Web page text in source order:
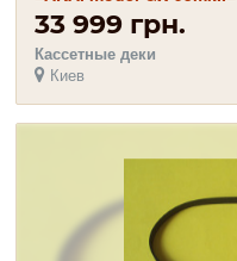
33 999 грн.
Кассетные деки
Киев